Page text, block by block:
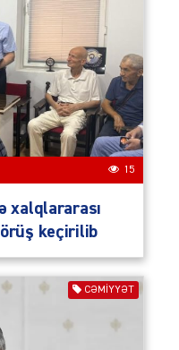
15
xalqlararası
keçirilib
CƏMIYYƏT